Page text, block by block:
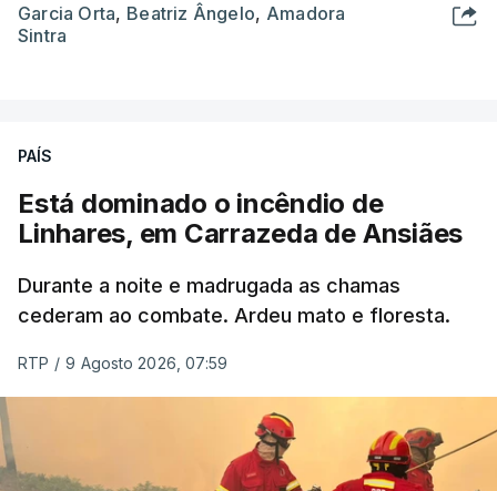
Garcia Orta, Beatriz Ângelo, Amadora
Sintra
PAÍS
Está dominado o incêndio de
Linhares, em Carrazeda de Ansiães
Durante a noite e madrugada as chamas
cederam ao combate. Ardeu mato e floresta.
RTP / 9 Agosto 2026, 07:59